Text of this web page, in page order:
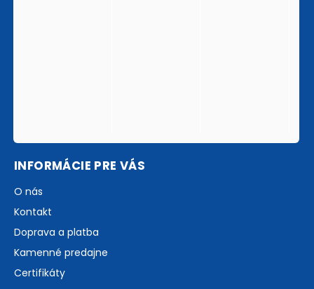
INFORMÁCIE PRE VÁS
O nás
Kontakt
Doprava a platba
Kamenné predajne
Certifikáty